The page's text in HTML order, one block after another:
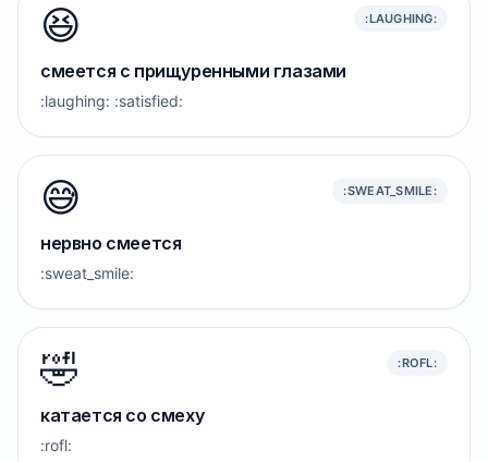
😆 :LAUGHING:
смеется с прищуренными глазами
:laughing: :satisfied:
😅 :SWEAT_SMILE:
нервно смеется
:sweat_smile:
🤣 :ROFL:
катается со смеху
:rofl: